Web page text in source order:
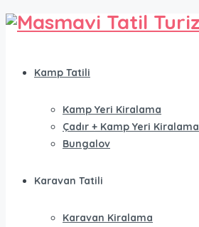
Kamp Tatili
Kamp Yeri Kiralama
Çadır + Kamp Yeri Kiralama
Bungalov
Karavan Tatili
Karavan Kiralama